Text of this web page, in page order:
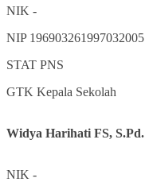
NIK -
NIP 196903261997032005
STAT PNS
GTK Kepala Sekolah
Widya Harihati FS, S.Pd.
NIK -